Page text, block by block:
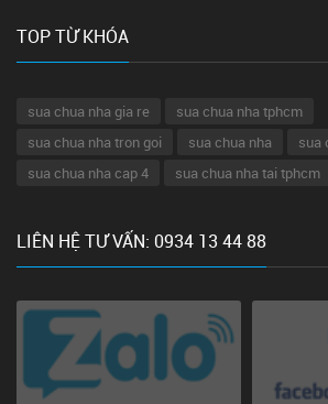
TOP TỪ KHÓA
sua chua nha gia re
sua chua nha tphcm
sua chua nha tron goi
sua chua nha
sua
sua chua nha cap 4
sua chua nha tai tphcm
LIÊN HỆ TƯ VẤN: 0934 13 44 88